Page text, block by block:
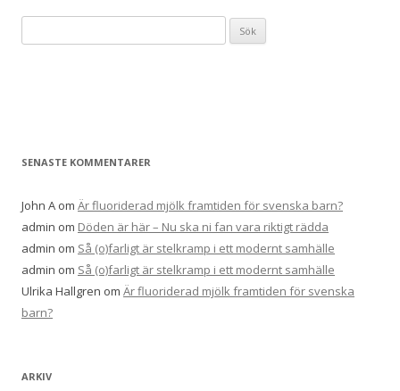
efter:
SENASTE KOMMENTARER
John A om Är fluoriderad mjölk framtiden för svenska barn?
admin om Döden är här – Nu ska ni fan vara riktigt rädda
admin om Så (o)farligt är stelkramp i ett modernt samhälle
admin om Så (o)farligt är stelkramp i ett modernt samhälle
Ulrika Hallgren om Är fluoriderad mjölk framtiden för svenska
barn?
ARKIV